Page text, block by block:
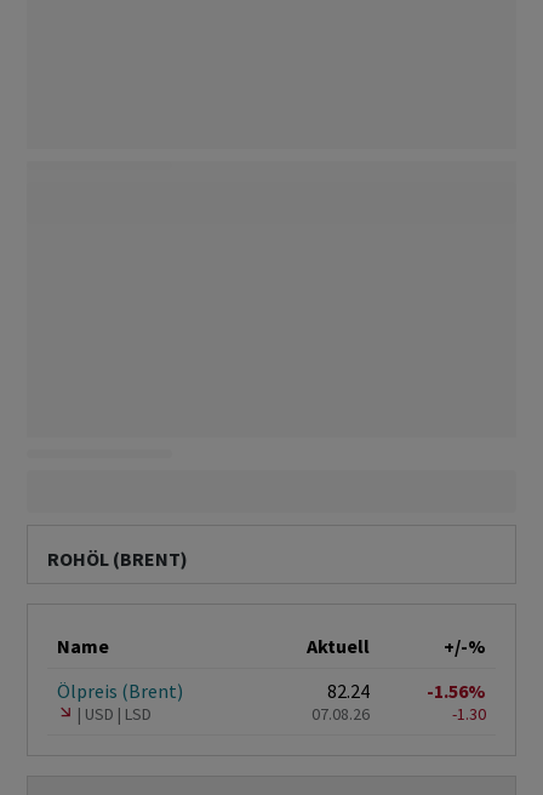
ROHÖL (BRENT)
Name Aktuell
+/-%
Ölpreis (Brent)
USD LSD
82.24
07.08.26
-1.56%
-1.30